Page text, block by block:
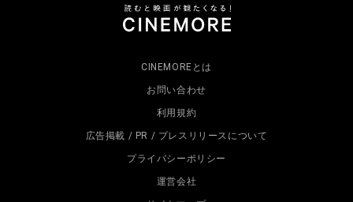
CINEMOREとは
お問い合わせ
利用規約
広告掲載 / PR / プレスリリースについて
プライバシーポリシー
運営会社